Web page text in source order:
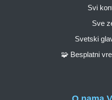
Svi
Sve
Svetski
🧩 Besplatni